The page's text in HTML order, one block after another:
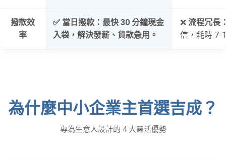
撥款效
率
✅ 當日撥款： 最快 30 分鐘現金
入袋，解決發薪、貨款急用。
❌ 流程冗長
信，耗時 7-
為什麼中小企業主首選吉成？
專為生意人設計的 4 大靈活優勢